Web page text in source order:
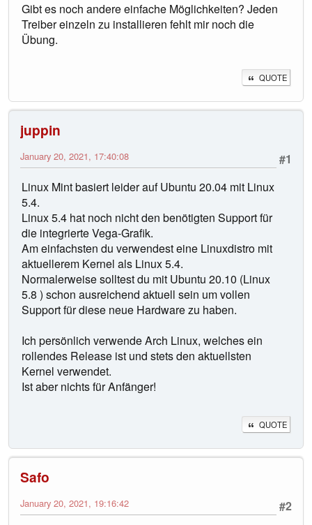
Gibt es noch andere einfache Möglichkeiten? Jeden
Treiber einzeln zu installieren fehlt mir noch die
Übung.
QUOTE
juppin
#1
January 20, 2021, 17:40:08
Linux Mint basiert leider auf Ubuntu 20.04 mit Linux
5.4.
Linux 5.4 hat noch nicht den benötigten Support für
die integrierte Vega-Grafik.
Am einfachsten du verwendest eine Linuxdistro mit
aktuellerem Kernel als Linux 5.4.
Normalerweise solltest du mit Ubuntu 20.10 (Linux
5.8 ) schon ausreichend aktuell sein um vollen
Support für diese neue Hardware zu haben.
Ich persönlich verwende Arch Linux, welches ein
rollendes Release ist und stets den aktuellsten
Kernel verwendet.
Ist aber nichts für Anfänger!
QUOTE
Safo
#2
January 20, 2021, 19:16:42